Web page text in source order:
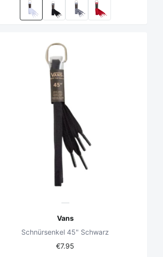
Vans
Schnürsenkel 45" Schwarz
€7.95